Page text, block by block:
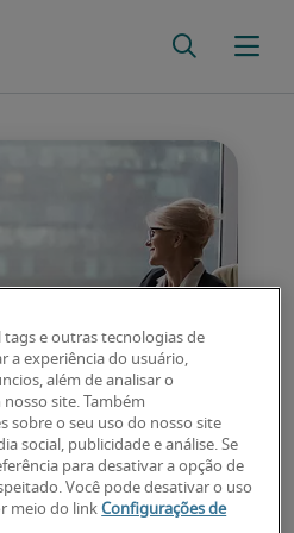
e Conduta
tags e outras tecnologias de
a experiência do usuário,
além de analisar o
site. Também
sobre o seu uso do nosso site
social, publicidade e análise. Se
para desativar a opção de
Você pode desativar o uso
meio do linkConfigurações de